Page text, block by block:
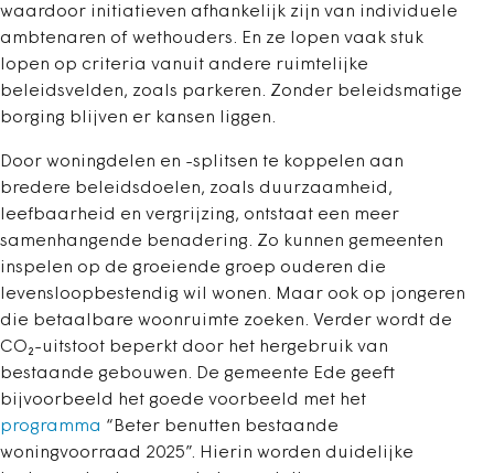
waardoor initiatieven afhankelijk zijn van individuele
ambtenaren of wethouders. En ze lopen vaak stuk
lopen op criteria vanuit andere ruimtelijke
beleidsvelden, zoals parkeren. Zonder beleidsmatige
borging blijven er kansen liggen.
Door woningdelen en -splitsen te koppelen aan
bredere beleidsdoelen, zoals duurzaamheid,
leefbaarheid en vergrijzing, ontstaat een meer
samenhangende benadering. Zo kunnen gemeenten
inspelen op de groeiende groep ouderen die
levensloopbestendig wil wonen. Maar ook op jongeren
die betaalbare woonruimte zoeken. Verder wordt de
CO₂-uitstoot beperkt door het hergebruik van
bestaande gebouwen. De gemeente Ede geeft
bijvoorbeeld het goede voorbeeld met het
programma “Beter benutten bestaande
woningvoorraad 2025”. Hierin worden duidelijke